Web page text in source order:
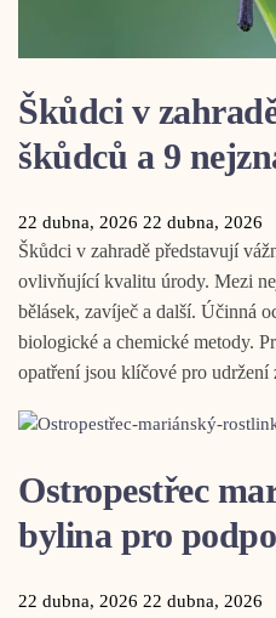
Škůdci v
škůdců a 9
22 dubna, 2026 22 dubna, 2026
Škůdci v zahradě představují
ovlivňující kvalitu úrody. Mezi
bělásek, zavíječ a další. Účinná
biologické a chemické metody.
opatření jsou klíčové pro udržení
Ostropestřec
bylina pro
22 dubna, 2026 22 dubna, 2026